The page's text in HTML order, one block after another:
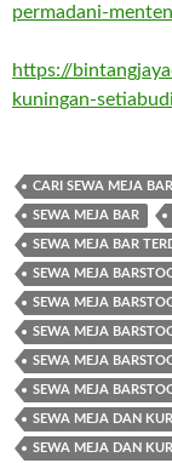
permadani-
https://
kuningan-
CARI SEWA MEJA BAR
SEWA MEJA BAR
SEWA MEJA BAR
SEWA MEJA
SEWA MEJA
SEWA MEJA
SEWA MEJA
SEWA MEJA
SEWA MEJA DAN
SEWA MEJA DAN